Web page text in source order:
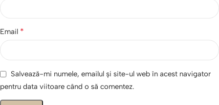
Email *
Salvează-mi numele, emailul și site-ul web în acest navigator
pentru data viitoare când o să comentez.